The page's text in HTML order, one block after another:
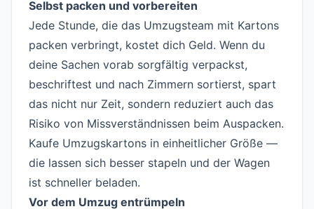
Selbst packen und vorbereiten
Jede Stunde, die das Umzugsteam mit Kartons
packen verbringt, kostet dich Geld. Wenn du
deine Sachen vorab sorgfältig verpackst,
beschriftest und nach Zimmern sortierst, spart
das nicht nur Zeit, sondern reduziert auch das
Risiko von Missverständnissen beim Auspacken.
Kaufe Umzugskartons in einheitlicher Größe —
die lassen sich besser stapeln und der Wagen
ist schneller beladen.
Vor dem Umzug entrümpeln